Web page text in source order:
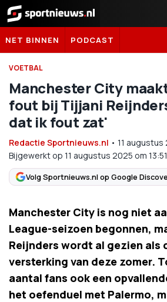
Sportnieuws.nl
NET BINNEN PODCAST
VOETBAL
Manchester City
fout bij Tijjani
dat ik fout zat'
Redactie Sportnieuws.nl • 11 augustus
Bijgewerkt op 11 augustus 2025 om 13:51
Volg Sportnieuws.nl op Google
Manchester City is nog niet
League-seizoen begonnen,
Reijnders wordt al gezien als
versterking van deze zomer.
aantal fans ook een
het oefenduel met Palermo,